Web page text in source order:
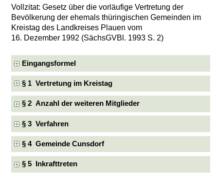
Vollzitat: Gesetz über die vorläufige Vertretung der
Bevölkerung der ehemals thüringischen Gemeinden im
Kreistag des Landkreises Plauen vom
16. Dezember 1992 (SächsGVBl. 1993 S. 2)
Eingangsformel
§ 1 Vertretung im Kreistag
§ 2 Anzahl der weiteren Mitglieder
§ 3 Verfahren
§ 4 Gemeinde Cunsdorf
§ 5 Inkrafttreten